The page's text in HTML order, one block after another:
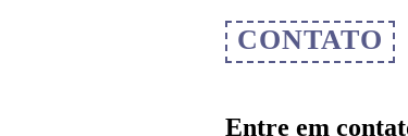
CONTATO
Entre em